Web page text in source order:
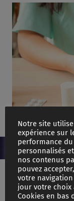
Notre site
expérience sur
performance
personnalisés
nos contenus
pouvez
votre
jour votre
Cookies en bas